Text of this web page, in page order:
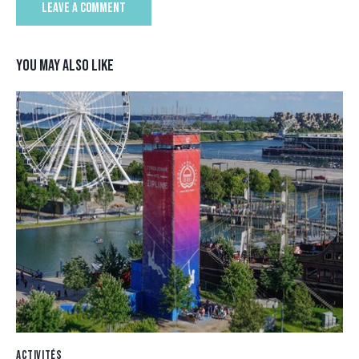
YOU MAY ALSO LIKE
ACTIVITÉS